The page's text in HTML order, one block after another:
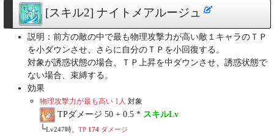
[スキル2] ナイトメアルージュ
説明：前方の敵の中で最も物理攻撃力が高い敵１キャラのＴＰ
を小ダウンさせ、さらに自分のＴＰを小回復する。
対象が誘惑状態の場合、ＴＰ上昇を中ダウンさせ、誘惑状態で
ない場合、束縛する。
効果
物理攻撃力が最も高い 1人 対象
TPダメージ 50 + 0.5 * スキルLv
└Lv247時、 TP 174 ダメージ